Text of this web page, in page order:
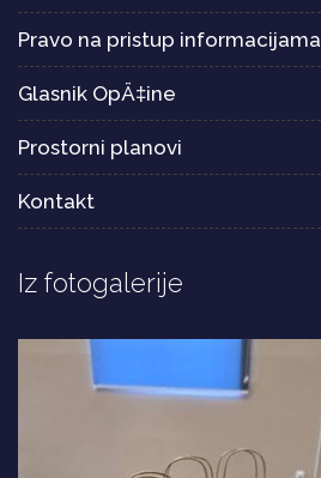
Pravo na pristup informacijama
Glasnik OpÄ‡ine
Prostorni planovi
Kontakt
Iz fotogalerije